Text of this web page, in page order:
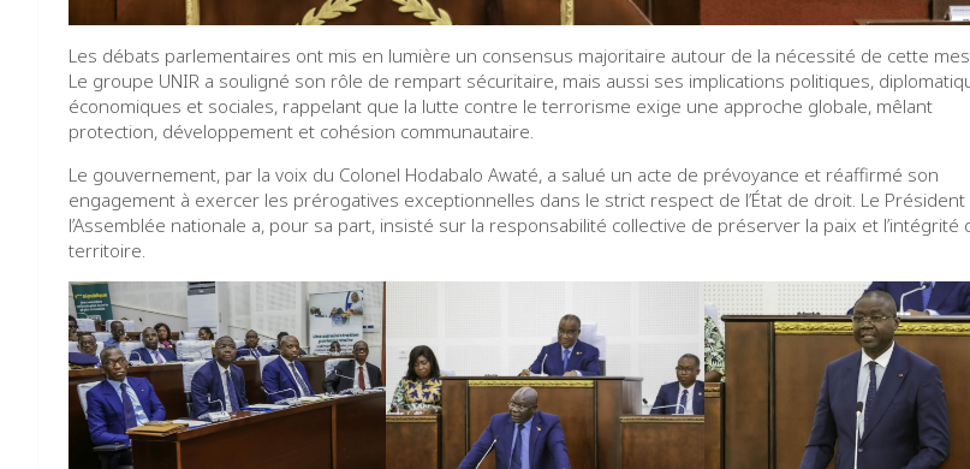
Les débats parlementaires ont mis en lumière un consensus majoritaire autour de la nécessité de cette
Le groupe UNIR a souligné son rôle de rempart sécuritaire, mais aussi ses implications politiques,
économiques et sociales, rappelant que la lutte contre le terrorisme exige une approche globale, mêlant
protection, développement et cohésion communautaire.
Le gouvernement, par la voix du Colonel Hodabalo Awaté, a salué un acte de prévoyance et réaffirmé son
engagement à exercer les prérogatives exceptionnelles dans le strict respect de l’État de droit. Le Président
l’Assemblée nationale a, pour sa part, insisté sur la responsabilité collective de préserver la paix et l’intégrité
territoire.